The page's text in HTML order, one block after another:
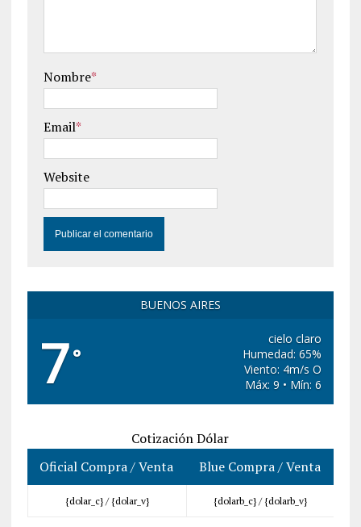
Nombre*
Email*
Website
BUENOS AIRES
7°
cielo claro
Humedad: 65%
Viento: 4m/s O
Máx: 9 • Mín: 6
Cotización Dólar
Oficial Compra / Venta
Blue Compra / Venta
{dolar_c} / {dolar_v} {dolarb_c} / {dolarb_v}